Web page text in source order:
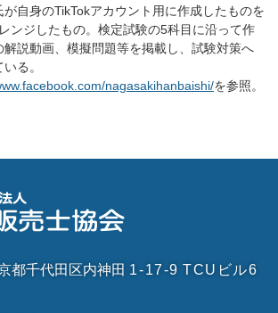
自身のTikTokアカウント用に作成したものを
ンジしたもの。検定試験の5科目に沿って作
解説動画、模擬問題等を掲載し、試験対策へ
る。
nagasakihanbaishi/を参照。
都千代田区内神田 1-17-9 TCUビル6